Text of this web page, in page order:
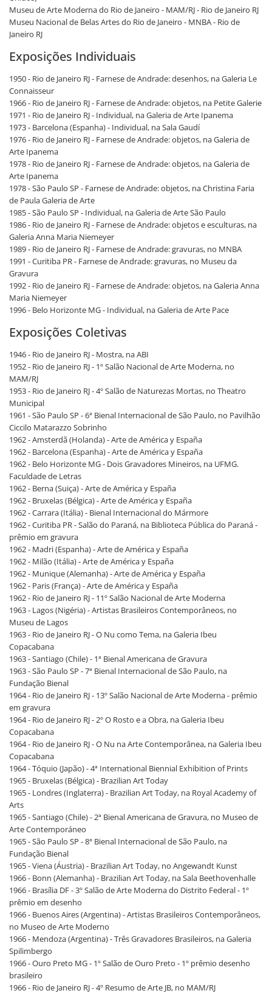
Museu de Arte Moderna do Rio de Janeiro - MAM/RJ - Rio de Janeiro RJ
Museu Nacional de Belas Artes do Rio de Janeiro - MNBA - Rio de
Janeiro RJ
Exposições Individuais
1950 - Rio de Janeiro RJ - Farnese de Andrade: desenhos, na Galeria Le
Connaisseur
1966 - Rio de Janeiro RJ - Farnese de Andrade: objetos, na Petite Galerie
1971 - Rio de Janeiro RJ - Individual, na Galeria de Arte Ipanema
1973 - Barcelona (Espanha) - Individual, na Sala Gaudí
1976 - Rio de Janeiro RJ - Farnese de Andrade: objetos, na Galeria de
Arte Ipanema
1978 - Rio de Janeiro RJ - Farnese de Andrade: objetos, na Galeria de
Arte Ipanema
1978 - São Paulo SP - Farnese de Andrade: objetos, na Christina Faria
de Paula Galeria de Arte
1985 - São Paulo SP - Individual, na Galeria de Arte São Paulo
1986 - Rio de Janeiro RJ - Farnese de Andrade: objetos e esculturas, na
Galeria Anna Maria Niemeyer
1989 - Rio de Janeiro RJ - Farnese de Andrade: gravuras, no MNBA
1991 - Curitiba PR - Farnese de Andrade: gravuras, no Museu da
Gravura
1992 - Rio de Janeiro RJ - Farnese de Andrade: objetos, na Galeria Anna
Maria Niemeyer
1996 - Belo Horizonte MG - Individual, na Galeria de Arte Pace
Exposições Coletivas
1946 - Rio de Janeiro RJ - Mostra, na ABI
1952 - Rio de Janeiro RJ - 1º Salão Nacional de Arte Moderna, no
MAM/RJ
1953 - Rio de Janeiro RJ - 4º Salão de Naturezas Mortas, no Theatro
Municipal
1961 - São Paulo SP - 6ª Bienal Internacional de São Paulo, no Pavilhão
Ciccilo Matarazzo Sobrinho
1962 - Amsterdã (Holanda) - Arte de América y España
1962 - Barcelona (Espanha) - Arte de América y España
1962 - Belo Horizonte MG - Dois Gravadores Mineiros, na UFMG.
Faculdade de Letras
1962 - Berna (Suiça) - Arte de América y España
1962 - Bruxelas (Bélgica) - Arte de América y España
1962 - Carrara (Itália) - Bienal Internacional do Mármore
1962 - Curitiba PR - Salão do Paraná, na Biblioteca Pública do Paraná -
prêmio em gravura
1962 - Madri (Espanha) - Arte de América y España
1962 - Milão (Itália) - Arte de América y España
1962 - Munique (Alemanha) - Arte de América y España
1962 - Paris (França) - Arte de América y España
1962 - Rio de Janeiro RJ - 11º Salão Nacional de Arte Moderna
1963 - Lagos (Nigéria) - Artistas Brasileiros Contemporâneos, no
Museu de Lagos
1963 - Rio de Janeiro RJ - O Nu como Tema, na Galeria Ibeu
Copacabana
1963 - Santiago (Chile) - 1ª Bienal Americana de Gravura
1963 - São Paulo SP - 7ª Bienal Internacional de São Paulo, na
Fundação Bienal
1964 - Rio de Janeiro RJ - 13º Salão Nacional de Arte Moderna - prêmio
em gravura
1964 - Rio de Janeiro RJ - 2º O Rosto e a Obra, na Galeria Ibeu
Copacabana
1964 - Rio de Janeiro RJ - O Nu na Arte Contemporânea, na Galeria Ibeu
Copacabana
1964 - Tóquio (Japão) - 4ª International Biennial Exhibition of Prints
1965 - Bruxelas (Bélgica) - Brazilian Art Today
1965 - Londres (Inglaterra) - Brazilian Art Today, na Royal Academy of
Arts
1965 - Santiago (Chile) - 2ª Bienal Americana de Gravura, no Museo de
Arte Contemporáneo
1965 - São Paulo SP - 8ª Bienal Internacional de São Paulo, na
Fundação Bienal
1965 - Viena (Áustria) - Brazilian Art Today, no Angewandt Kunst
1966 - Bonn (Alemanha) - Brazilian Art Today, na Sala Beethovenhalle
1966 - Brasília DF - 3º Salão de Arte Moderna do Distrito Federal - 1º
prêmio em desenho
1966 - Buenos Aires (Argentina) - Artistas Brasileiros Contemporâneos,
no Museo de Arte Moderno
1966 - Mendoza (Argentina) - Três Gravadores Brasileiros, na Galeria
Spilimbergo
1966 - Ouro Preto MG - 1º Salão de Ouro Preto - 1º prêmio desenho
brasileiro
1966 - Rio de Janeiro RJ - 4º Resumo de Arte JB, no MAM/RJ